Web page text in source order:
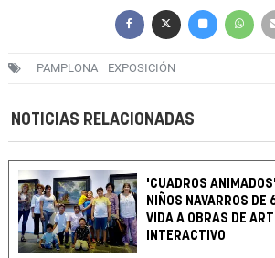
PAMPLONA EXPOSICIÓN
NOTICIAS RELACIONADAS
'CUADROS
NIÑOS NAVARROS DE
VIDA A OBRAS DE
INTERACTIVO